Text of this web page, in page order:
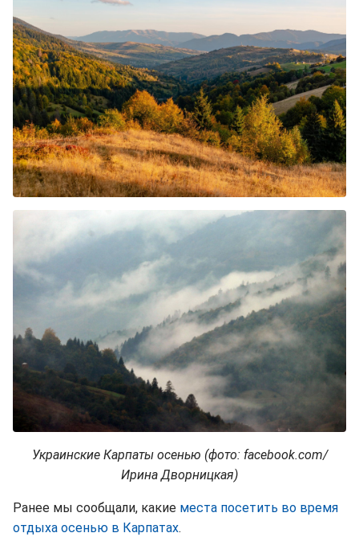
Украинские Карпаты осенью (фото: facebook.com/
Ирина Дворницкая)
Ранее мы сообщали, какие места посетить во время
отдыха осенью в Карпатах.